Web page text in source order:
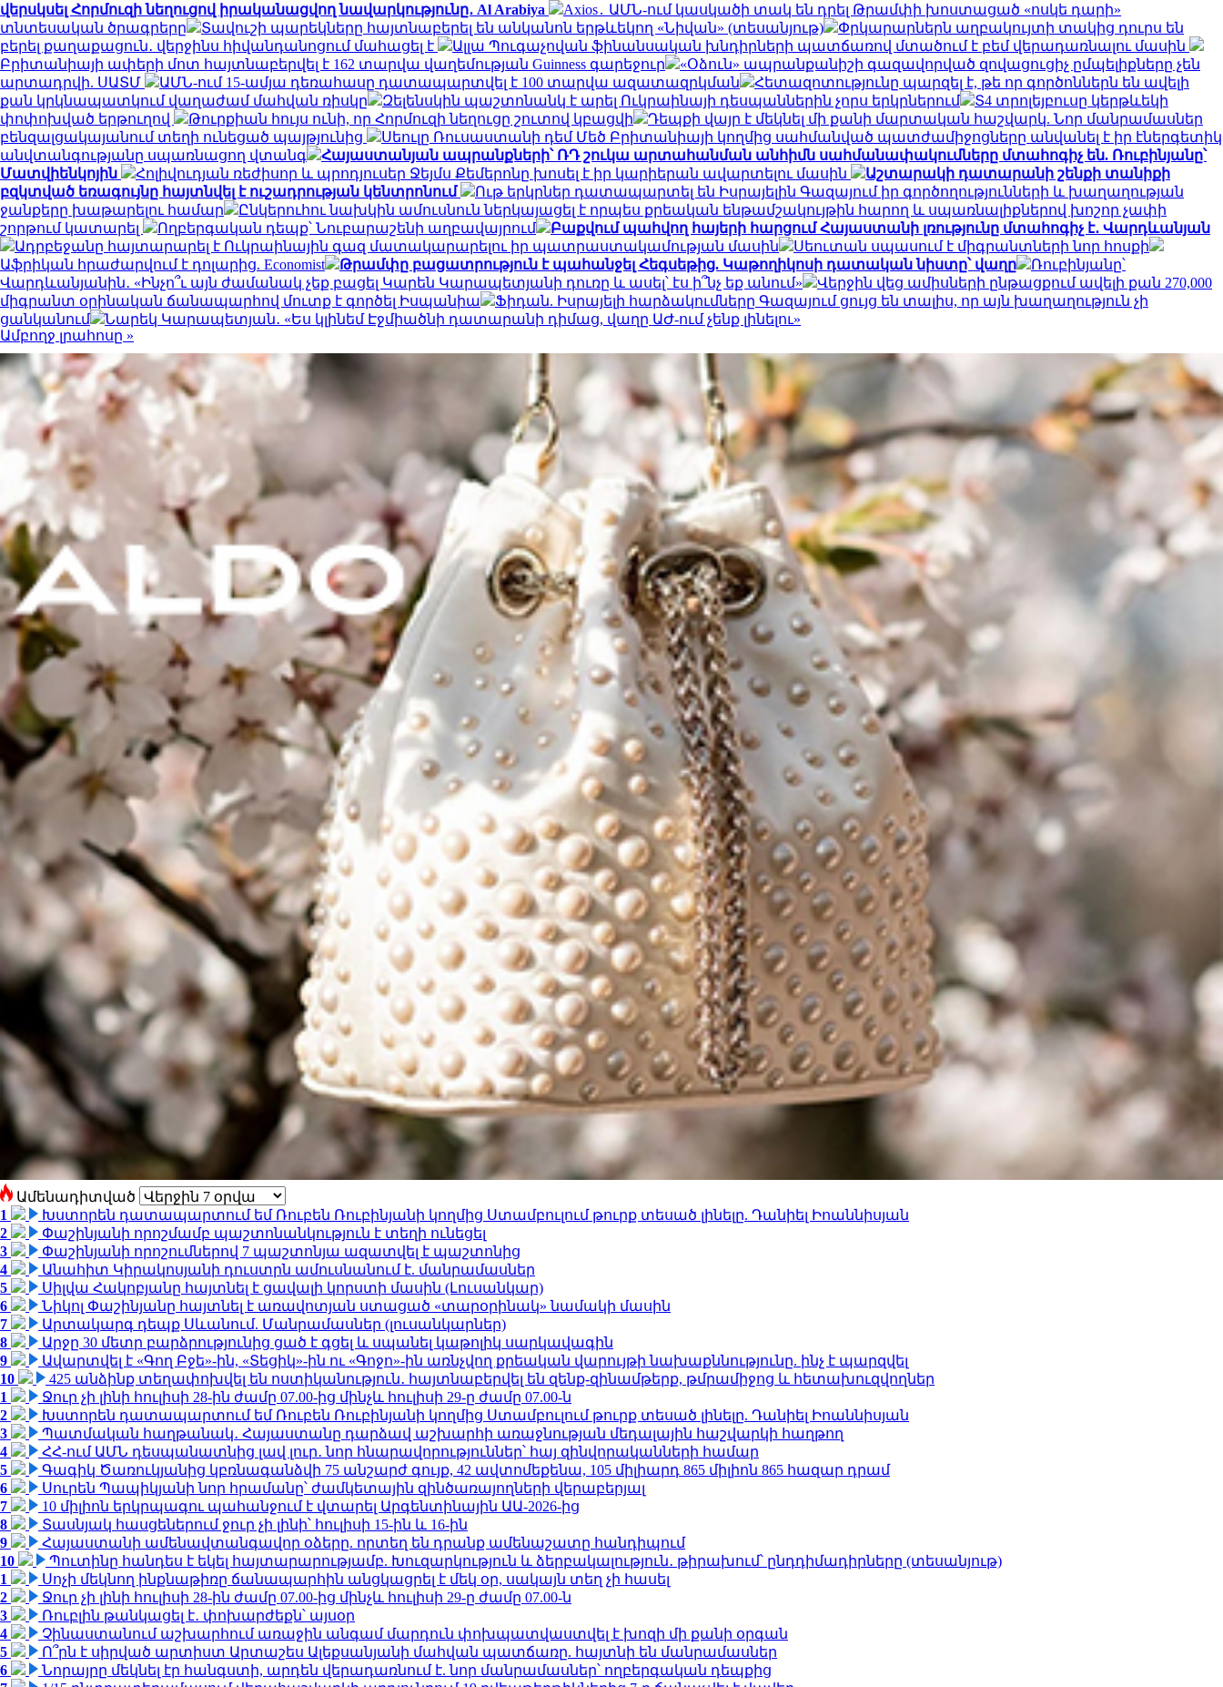
վերսկսել Հորմուզի նեղուցով իրականացվող նավարկությունը․ Al Arabiya
Axios․ ԱՄՆ-ում կասկածի տակ են դրել Թրամփի խոստացած «ոսկե դարի»
տնտեսական ծրագրերը
Տավուշի պարեկները հայտնաբերել են անկանոն երթևեկող «Նիվան» (տեսանյութ)
Փրկարարներն աղբակույտի տակից դուրս են
բերել քաղաքացուն․ վերջինս հիվանդանոցում մահացել է
Ալլա Պուգաչովան ֆինանսական խնդիրների պատճառով մտածում է բեմ վերադառնալու մասին
Բրիտանիայի ափերի մոտ հայտնաբերվել է 162 տարվա վաղեմության Guinness գարեջուր
«Օձուն» ապրանքանիշի գազավորված զովացուցիչ ըմպելիքները չեն
արտադրվի. ՍԱՏՄ
ԱՄՆ-ում 15-ամյա դեռահասը դատապարտվել է 100 տարվա ազատազրկման
Հետազոտությունը պարզել է, թե որ գործոններն են ավելի
քան կրկնապատկում վաղաժամ մահվան ռիսկը
Զելենսկին պաշտոնանկ է արել Ուկրաինայի դեսպաններին չորս երկրներում
Տ4 տրոլեյբուսը կերթևեկի
փոփոխված երթուղով
Թուրքիան հույս ունի, որ Հորմուզի նեղուցը շուտով կբացվի
Դեպքի վայր է մեկնել մի քանի մարտական հաշվարկ. Նոր մանրամասներ
բենզալցակայանում տեղի ունեցած պայթյունից
Սեուլը Ռուսաստանի դեմ Մեծ Բրիտանիայի կողմից սահմանված պատժամիջոցները անվանել է իր էներգետիկ
անվտանգությանը սպառնացող վտանգ
Հայաստանյան ապրանքների՝ ՌԴ շուկա արտահանման անհիմն սահմանափակումները մտահոգիչ են. Ռուբինյանը՝
Մատվիենկոյին
Հոլիվուդյան ռեժիսոր և պրոդյուսեր Ջեյմս Քեմերոնը խոսել է իր կարիերան ավարտելու մասին
Աշտարակի դատարանի շենքի տանիքի
բզկտված եռագույնը հայտնվել է ուշադրության կենտրոնում
Ութ երկրներ դատապարտել են Իսրայելին Գազայում իր գործողությունների և խաղաղության
ջանքերը խաթարելու համար
Ընկերուհու նախկին ամուսնուն ներկայացել է որպես քրեական ենթամշակույթին հարող և սպառնալիքներով խոշոր չափի
շորթում կատարել
Ողբերգական դեպք՝ Նուբարաշենի աղբավայրում
Բաքվում պահվող հայերի հարցում Հայաստանի լռությունը մտահոգիչ է․ Վարդևանյան
Ադրբեջանը հայտարարել է Ուկրաինային գազ մատակարարելու իր պատրաստակամության մասին
Սեուտան սպասում է միգրանտների նոր հոսքի
Աֆրիկան ​​հրաժարվում է դոլարից. Economist
Թրամփը բացատրություն է պահանջել Հեգսեթից. Կաթողիկոսի դատական նիստը՝ վաղը
Ռուբինյանը՝
Վարդևանյանին․ «Ինչո՞ւ այն ժամանակ չեք բացել Կարեն Կարապետյանի դուռը և ասել՝ էս ի՞նչ եք անում»
Վերջին վեց ամիսների ընթացքում ավելի քան 270,000
միգրանտ օրինական ճանապարհով մուտք է գործել Իսպանիա
Ֆիդան. Իսրայելի հարձակումները Գազայում ցույց են տալիս, որ այն խաղաղություն չի
ցանկանում
Նարեկ Կարապետյան․ «Ես կլինեմ Էջմիածնի դատարանի դիմաց, վաղը ԱԺ-ում չենք լինելու»
Ամբողջ լրահոսը »
Ամենադիտված
1
Խստորեն դատապարտում եմ Ռուբեն Ռուբինյանի կողմից Ստամբուլում թուրք տեսած լինելը. Դանիել Իոաննիսյան
2
Փաշինյանի որոշմամբ պաշտոնանկություն է տեղի ունեցել
3
Փաշինյանի որոշումներով 7 պաշտոնյա ազատվել է պաշտոնից
4
Անահիտ Կիրակոսյանի դուստրն ամուսնանում է. մանրամասներ
5
Սիլվա Հակոբյանը հայտնել է ցավալի կորստի մասին (Լուսանկար)
6
Նիկոլ Փաշինյանը հայտնել է առավոտյան ստացած «տարօրինակ» նամակի մասին
7
Արտակարգ դեպք Սևանում. Մանրամասներ (լուսանկարներ)
8
Արջը 30 մետր բարձրությունից ցած է գցել և սպանել կաթոլիկ սարկավագին
9
Ավարտվել է «Գող Բջե»-ին, «Տեցիկ»-ին ու «Գոջո»-ին առնչվող քրեական վարույթի նախաքննությունը. ինչ է պարզվել
10
425 անձինք տեղափոխվել են ոստիկանություն․ հայտնաբերվել են զենք-զինամթերք, թմրամիջոց և հետախուզվողներ
1
Ջուր չի լինի հուլիսի 28-ին ժամը 07.00-ից մինչև հուլիսի 29-ը ժամը 07.00-ն
2
Խստորեն դատապարտում եմ Ռուբեն Ռուբինյանի կողմից Ստամբուլում թուրք տեսած լինելը. Դանիել Իոաննիսյան
3
Պատմական հաղթանակ․ Հայաստանը դարձավ աշխարհի առաջնության մեդալային հաշվարկի հաղթող
4
ՀՀ-ում ԱՄՆ դեսպանատնից լավ լուր․ նոր հնարավորություններ՝ հայ զինվորականների համար
5
Գագիկ Ծառուկյանից կբռնագանձվի 75 անշարժ գույք, 42 ավտոմեքենա, 105 միլիարդ 865 միլիոն 865 հազար դրամ
6
Սուրեն Պապիկյանի նոր հրամանը՝ ժամկետային զինծառայողների վերաբերյալ
7
10 միլիոն երկրպագու պահանջում է վտարել Արգենտինային ԱԱ-2026-ից
8
Տասնյակ հասցեներում ջուր չի լինի՝ հուլիսի 15-ին և 16-ին
9
Հայաստանի ամենավտանգավոր օձերը. որտեղ են դրանք ամենաշատը հանդիպում
10
Պուտինը հանդես է եկել հայտարարությամբ. Խուզարկություն և ձերբակալություն․ թիրախում՝ ընդդիմադիրները (տեսանյութ)
1
Սոչի մեկնող ինքնաթիռը ճանապարհին անցկացրել է մեկ օր, սակայն տեղ չի հասել
2
Ջուր չի լինի հուլիսի 28-ին ժամը 07.00-ից մինչև հուլիսի 29-ը ժամը 07.00-ն
3
Ռուբլին թանկացել է․ փոխարժեքն՝ այսօր
4
Չինաստանում աշխարհում առաջին անգամ մարդուն փոխպատվաստվել է խոզի մի քանի օրգան
5
Ո՞րն է սիրված արտիստ Արտաշես Ալեքսանյանի մահվան պատճառը. հայտնի են մանրամասներ
6
Նորայրը մեկնել էր հանգստի, արդեն վերադառնում է. նոր մանրամասներ՝ ողբերգական դեպքից